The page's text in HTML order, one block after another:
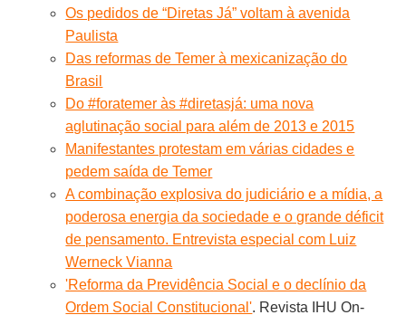
Os pedidos de “Diretas Já” voltam à avenida
Paulista
Das reformas de Temer à mexicanização do
Brasil
Do #foratemer às #diretasjá: uma nova
aglutinação social para além de 2013 e 2015
Manifestantes protestam em várias cidades e
pedem saída de Temer
A combinação explosiva do judiciário e a mídia, a
poderosa energia da sociedade e o grande déficit
de pensamento. Entrevista especial com Luiz
Werneck Vianna
'Reforma da Previdência Social e o declínio da
Ordem Social Constitucional'. Revista IHU On-